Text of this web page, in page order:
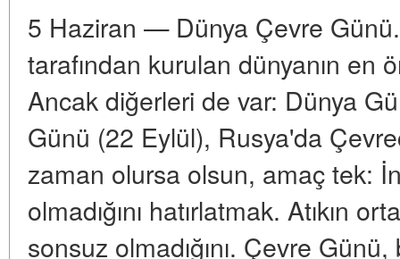
5 Haziran — Dünya Çevre Günü.
tarafından kurulan dünyanın en
Ancak diğerleri de var: Dünya
Günü (22 Eylül), Rusya'da
zaman olursa olsun, amaç tek:
olmadığını hatırlatmak. Atıkın
sonsuz olmadığını. Çevre